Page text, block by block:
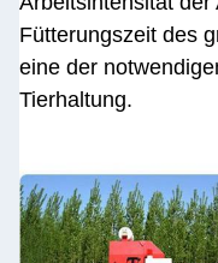
Fütterungszeit des
eine der
Tierhaltung.